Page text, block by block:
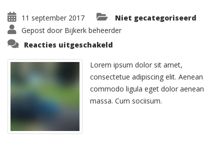
11 september 2017
Niet gecategoriseerd
Gepost door Bijkerk beheerder
Reacties uitgeschakeld
Euismod
Lorem ipsum dolor sit amet,
consectetue adipiscing elit. Aenean
commodo ligula eget dolor aenean
massa. Cum sociisum.